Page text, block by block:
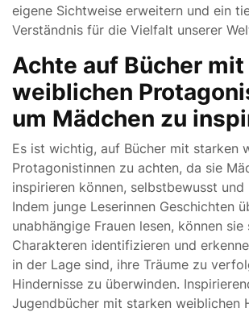
eigene Sichtweise erweitern und ein
Verständnis für die Vielfalt unserer
Achte auf Bücher
weiblichen
um Mädchen zu
Es ist wichtig, auf Bücher mit starken
Protagonistinnen zu achten, da sie
inspirieren können, selbstbewusst und
Indem junge Leserinnen Geschichten
unabhängige Frauen lesen, können
Charakteren identifizieren und
in der Lage sind, ihre Träume zu
Hindernisse zu überwinden.
Jugendbücher mit starken weiblichen